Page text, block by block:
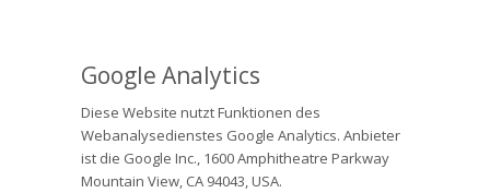
Google Analytics
Diese Website nutzt Funktionen des
Webanalysedienstes Google Analytics. Anbieter
ist die Google Inc., 1600 Amphitheatre Parkway
Mountain View, CA 94043, USA.